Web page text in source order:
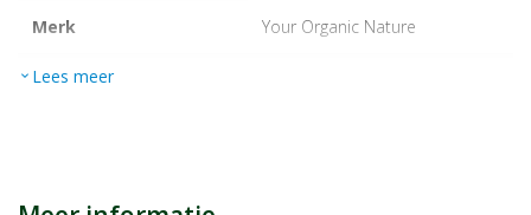
Merk your organic nature
EAN
expand_more Lees meer